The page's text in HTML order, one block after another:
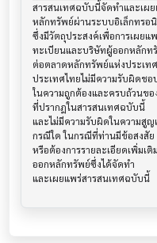
สารสนเทศฉบับนี้จัดทำและเผ
หลักทรัพย์ผ่านระบบอิเล็กทรอ
ซึ่งมีวัตถุประสงค์เพื่อการเผย
ทะเบียนและบริษัทผู้ออกหลักท
ต่อตลาดหลักทรัพย์แห่งประเท
ประเทศไทยไม่มีความรับผิดชอ
ในความถูกต้องและครบถ้วนขอ
ที่ปรากฎในสารสนเทศฉบับนี้
และไม่มีความรับผิดในความสูญ
กรณีใด ในกรณีที่ท่านมีข้อสงสัย
หรือต้องการรายละเอียดเพิ่ม
ออกหลักทรัพย์ซึ่งได้จัดทำ
และเผยแพร่สารสนเทศฉบับนี้